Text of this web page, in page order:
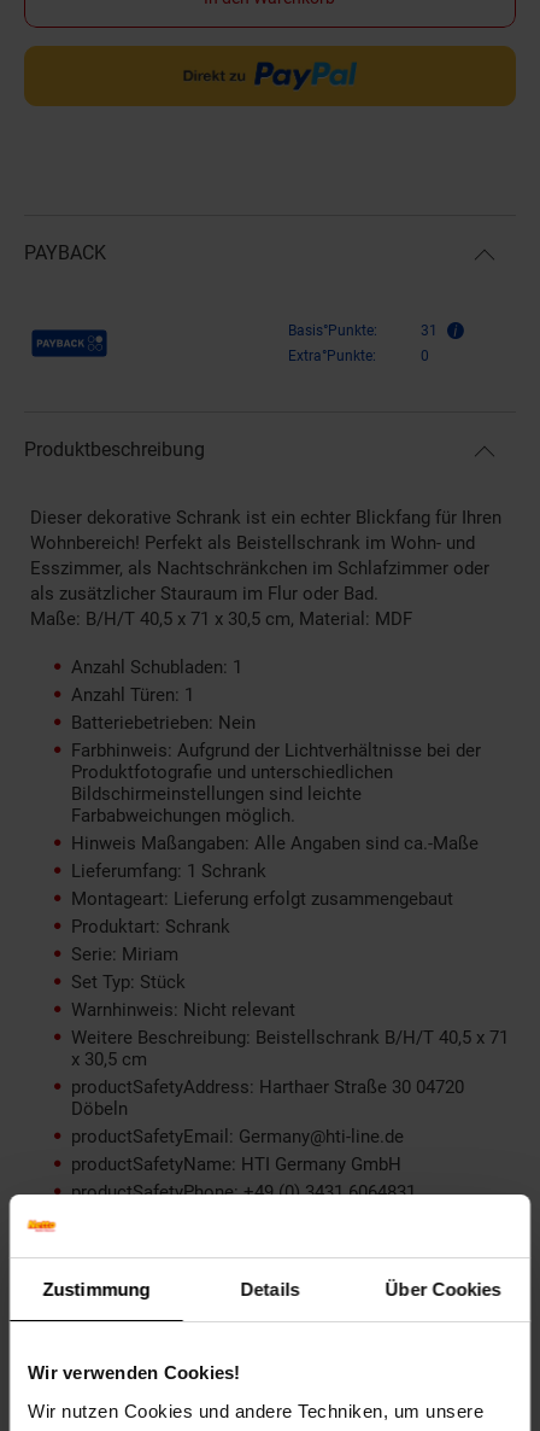
Zustimmung Details Über Cookies
Wir verwenden Cookies!
Wir nutzen Cookies und andere Techniken, um unsere
PAYBACK
Payback Punkte Basis°Punkte:
31
Extra°Punkte:
0
Produktbeschreibung
Dieser dekorative Schrank ist ein echter Blickfang für Ihren
Wohnbereich! Perfekt als Beistellschrank im Wohn- und
Esszimmer, als Nachtschränkchen im Schlafzimmer oder
als zusätzlicher Stauraum im Flur oder Bad.
Maße: B/H/T 40,5 x 71 x 30,5 cm, Material: MDF
Anzahl Schubladen: 1
Anzahl Türen: 1
Batteriebetrieben: Nein
Farbhinweis: Aufgrund der Lichtverhältnisse bei der
Produktfotografie und unterschiedlichen
Bildschirmeinstellungen sind leichte
Farbabweichungen möglich.
Hinweis Maßangaben: Alle Angaben sind ca.-Maße
Lieferumfang: 1 Schrank
Montageart: Lieferung erfolgt zusammengebaut
Produktart: Schrank
Serie: Miriam
Set Typ: Stück
Warnhinweis: Nicht relevant
Weitere Beschreibung: Beistellschrank B/H/T 40,5 x 71
x 30,5 cm
productSafetyAddress: Harthaer Straße 30 04720
Döbeln
productSafetyEmail: Germany@hti-line.de
productSafetyName: HTI Germany GmbH
productSafetyPhone: +49 (0) 3431 6064831
Besonderheiten: Beistellschrank
Breite (cm): 40,5 cm
Höhe (cm): 71 cm